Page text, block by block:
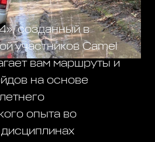
созданный в
участников Camel
вам маршруты и
на основе
опыта во